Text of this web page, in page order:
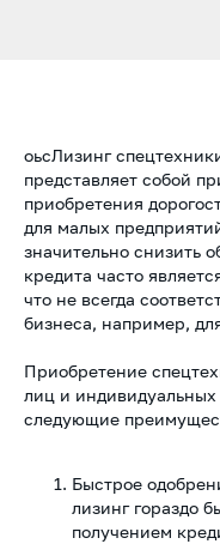
оьсЛизинг
представляет собой
приобретения
для малых
значительно снизить
кредита часто
что не всегда
бизнеса, например,
Приобретение
лиц и
следующие
Быстрое
лизинг гораздо
получением